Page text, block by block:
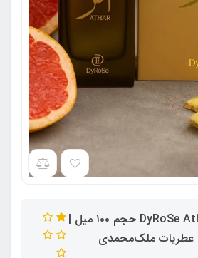
ادکلن اثر دی‌روز DyRoSe Athar حجم ۱۰۰ میل |
| عطریات ملک‌محمدی